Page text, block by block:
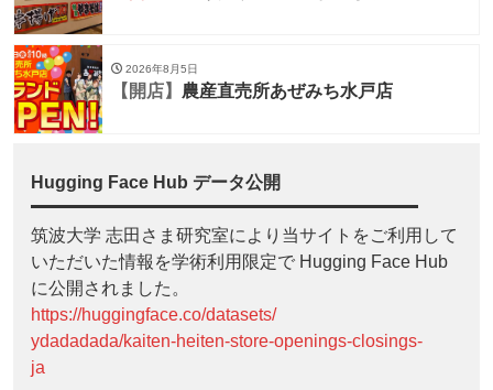
2026年8月5日
【開店】 農産直売所あぜみち水戸店
Hugging Face Hub データ公開
筑波大学 志田さま研究室により当サイトをご利用して
いただいた情報を学術利用限定で Hugging Face Hub
に公開されました。
https://huggingface.co/datasets/
ydadadada/kaiten-heiten-store-openings-closings-
ja